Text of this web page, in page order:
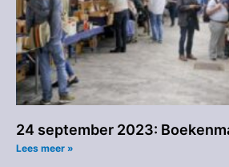
24 september 2023:
Lees meer »